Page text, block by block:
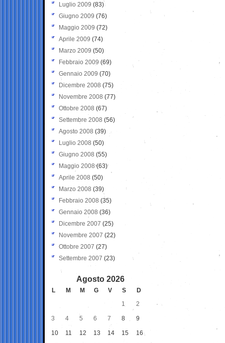
Luglio 2009 (83)
Giugno 2009 (76)
Maggio 2009 (72)
Aprile 2009 (74)
Marzo 2009 (50)
Febbraio 2009 (69)
Gennaio 2009 (70)
Dicembre 2008 (75)
Novembre 2008 (77)
Ottobre 2008 (67)
Settembre 2008 (56)
Agosto 2008 (39)
Luglio 2008 (50)
Giugno 2008 (55)
Maggio 2008(63)
Aprile 2008 (50)
Marzo 2008 (39)
Febbraio 2008 (35)
Gennaio 2008 (36)
Dicembre 2007 (25)
Novembre 2007 (22)
Ottobre 2007 (27)
Settembre 2007 (23)
Agosto 2026
L M M G V S
D
1
2
3 4 5 6 7 8 9
10 11 12 13 14 15 16